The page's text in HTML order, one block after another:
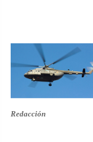
Redacción